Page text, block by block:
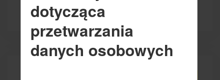
HELIX_TAGS: 2020/2021